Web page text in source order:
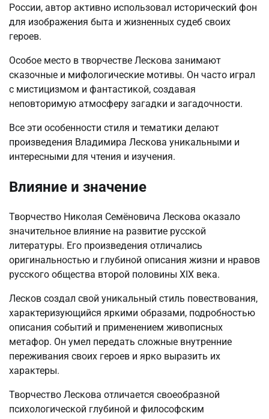
России, автор активно использовал исторический фон
для изображения быта и жизненных судеб своих
героев.
Особое место в творчестве Лескова занимают
сказочные и мифологические мотивы. Он часто играл
с мистицизмом и фантастикой, создавая
неповторимую атмосферу загадки и загадочности.
Все эти особенности стиля и тематики делают
произведения Владимира Лескова уникальными и
интересными для чтения и изучения.
Влияние и значение
Творчество Николая Семёновича Лескова оказало
значительное влияние на развитие русской
литературы. Его произведения отличались
оригинальностью и глубиной описания жизни и нравов
русского общества второй половины XIX века.
Лесков создал свой уникальный стиль повествования,
характеризующийся яркими образами, подробностью
описания событий и применением живописных
метафор. Он умел передать сложные внутренние
переживания своих героев и ярко выразить их
характеры.
Творчество Лескова отличается своеобразной
психологической глубиной и философским